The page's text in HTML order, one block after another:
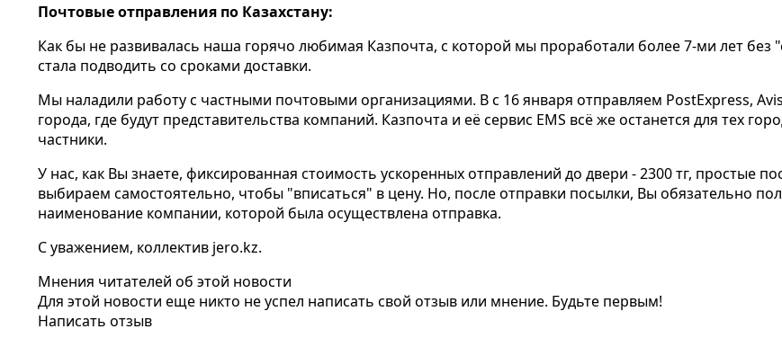
Почтовые отправления по Казахстану:
Как бы не развивалась наша горячо любимая Казпочта, с которой мы проработали более 7-ми лет без
стала подводить со сроками доставки.
Мы наладили работу с частными почтовыми организациями. B c 16 января отправляем PostExpress,
города, где будут представительства компаний. Казпочта и её сервис EMS всё же останется для тех
частники.
У нас, как Вы знаете, фиксированная стоимость ускоренных отправлений до двери - 2300 тг, простые
выбираем самостоятельно, чтобы "вписаться" в цену. Но, после отправки посылки, Вы обязательно
наименование компании, которой была осуществлена отправка.
С уважением, коллектив jero.kz.
Мнения читателей об этой новости
Для этой новости еще никто не успел написать свой отзыв или мнение. Будьте первым!
Написать отзыв